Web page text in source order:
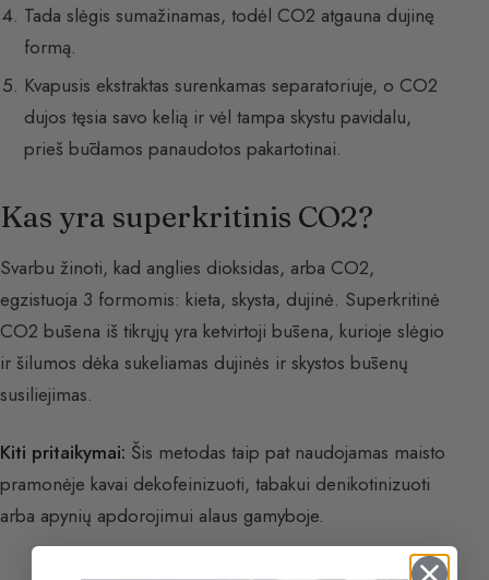
Tada slėgis sumažinamas, todėl CO2 atgauna dujinę
formą.
Kvapusis ekstraktas surenkamas separatoriuje, o CO2
dujos tęsia savo kelią ir vėl tampa skystu pavidalu,
prieš būdamos panaudotos pakartotinai.
Kas yra superkritinis CO2?
Svarbu žinoti, kad anglies dioksidas, arba CO2,
egzistuoja 3 formomis: kieta, skysta, dujinė. Superkritinė
CO2 būsena iš tikrųjų yra ketvirtoji būsena, kurioje slėgio
ir šilumos dėka sukeliamas dujinės ir skystos būsenų
susiliejimas.
Kiti pritaikymai: Šis metodas taip pat naudojamas maisto
pramonėje kavai dekofeinizuoti, tabakui denikotinizuoti
arba apynių apdorojimui alaus gamyboje.